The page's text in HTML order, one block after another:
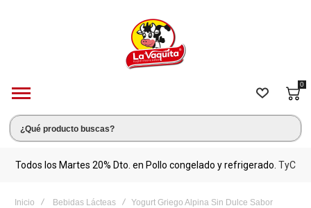
0
Todos los Martes 20% Dto. en Pollo congelado y refrigerado. TyC
Inicio Bebidas Lácteas
Yogurt Griego Alpina Sin Dulce Sabor